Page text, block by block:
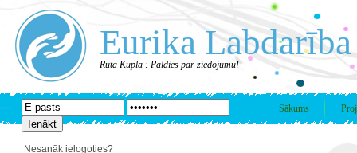
Eurika Labdarība
Rūta Kuplā : Paldies par ziedojumu!
Sākums
Nesanāk ielogoties?